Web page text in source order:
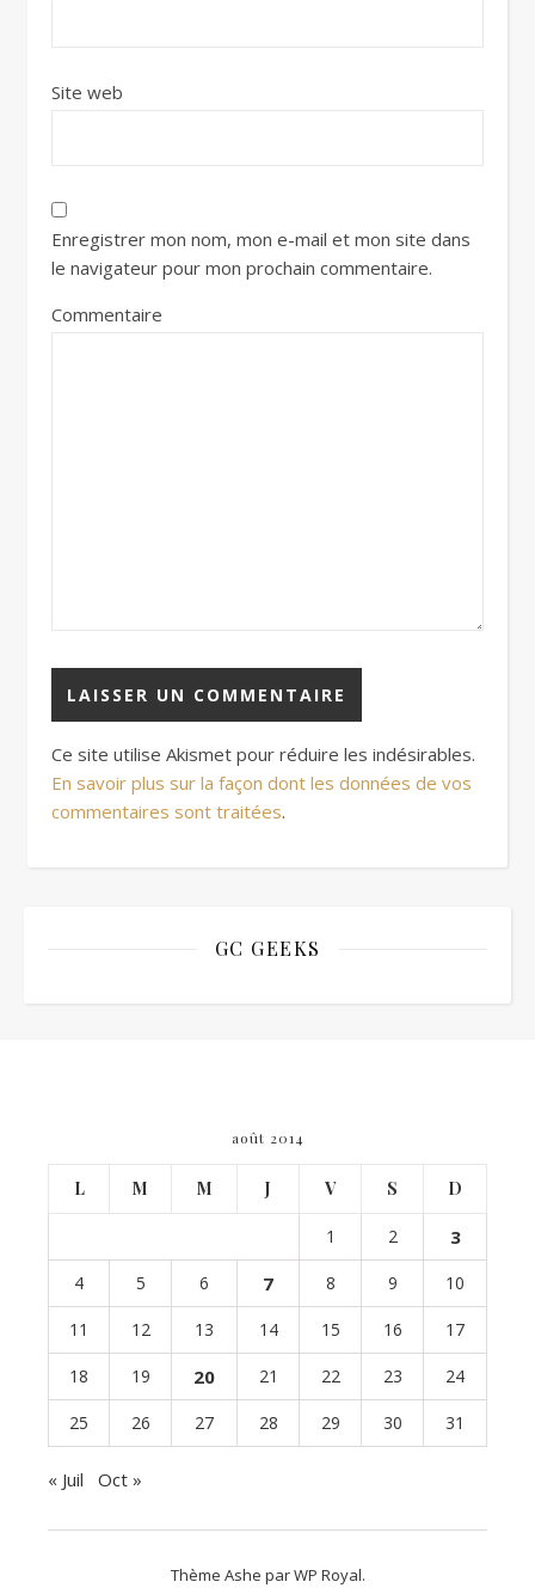
Site web
Enregistrer mon nom, mon e-mail et mon site dans
le navigateur pour mon prochain commentaire.
Commentaire
Ce site utilise Akismet pour réduire les indésirables.
En savoir plus sur la façon dont les données de vos
commentaires sont traitées.
GC GEEKS
août 2014
L M M J V S D
1 2 3
4 5 6 7 8 9 10
11 12 13 14 15 16 17
18 19 20 21 22 23 24
25 26 27 28 29 30 31
« Juil Oct »
Thème Ashe parWP Royal.